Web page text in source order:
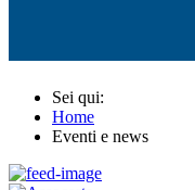
Sei qui:
Home
Eventi e news